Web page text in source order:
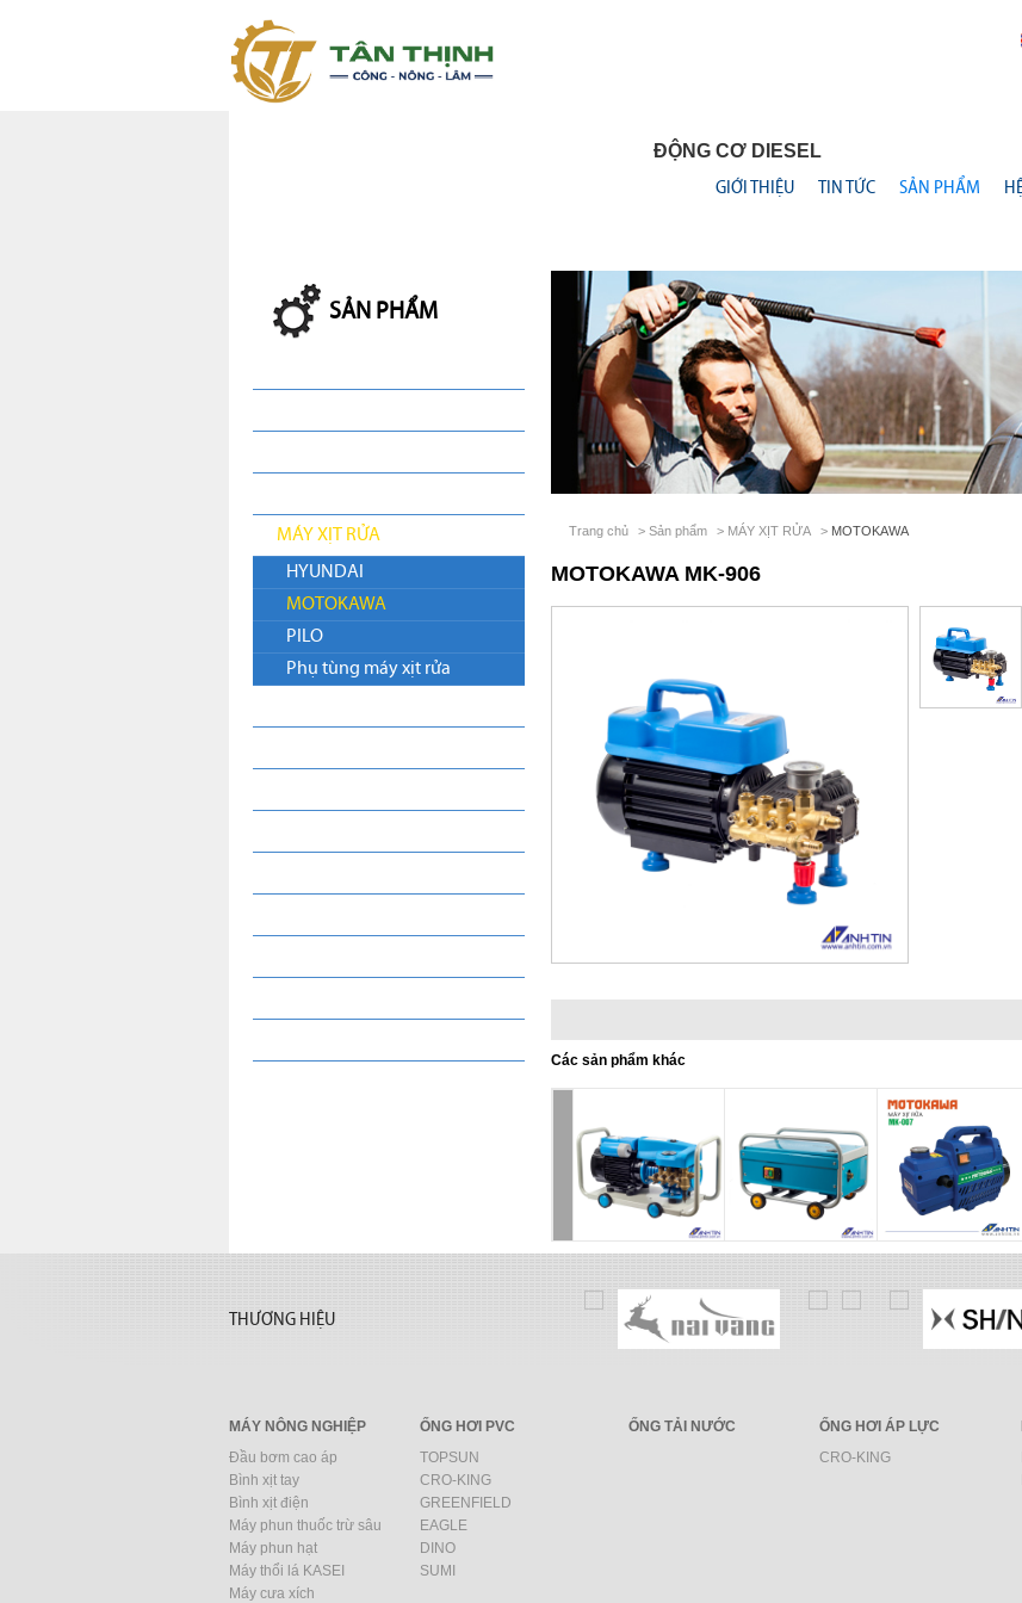
ĐỘNG CƠ DIESEL
GIỚI THIỆU TIN TỨC SẢN PHẨM
SẢN PHẨM
MÁY XỊT RỬA
HYUNDAI
MOTOKAWA
PILO
Phụ tùng máy xịt rửa
Trang chủ > Sản phẩm > MÁY XỊT RỬA > MOTOKAWA
MOTOKAWA MK-906
Các sản phẩm khác
THƯƠNG HIỆU
MÁY NÔNG NGHIỆP
Đầu bơm cao áp
Bình xịt tay
Bình xịt điện
Máy phun thuốc trừ sâu
Máy phun hạt
Máy thổi lá KASEI
Máy cưa xích
ỐNG HƠI PVC
TOPSUN
CRO-KING
GREENFIELD
EAGLE
DINO
SUMI
ỐNG TẢI NƯỚC
ỐNG HƠI ÁP LỰC
CRO-KING